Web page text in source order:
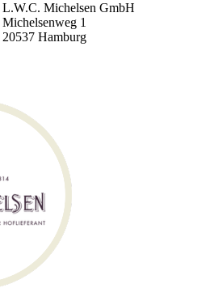
L.W.C. Michelsen GmbH
Michelsenweg 1
20537 Hamburg